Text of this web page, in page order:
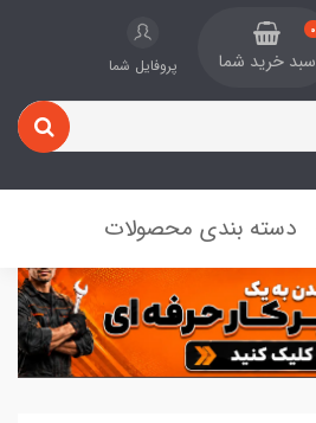
0
سبد خرید شما پروفایل شما
دسته بندی محصولات